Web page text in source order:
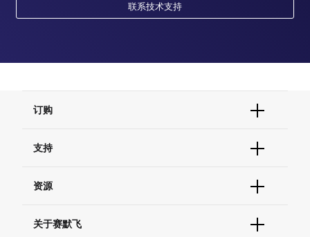
联系技术支持
订购
订单支持
现货供应中心
支持
联系我们 - 400 820 8982
查找文件&证书
资源
促销关于赛默飞